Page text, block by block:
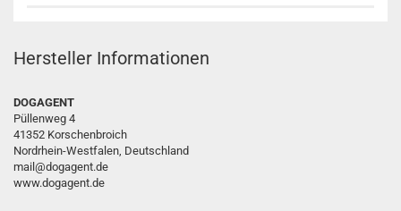
Hersteller Informationen
DOGAGENT
Püllenweg 4
41352 Korschenbroich
Nordrhein-Westfalen, Deutschland
mail@dogagent.de
www.dogagent.de